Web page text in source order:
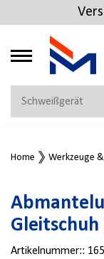
MEIN KONTO
Jetzt
NEU BEI
Jetzt
Home Werkzeuge
Artikelnummer::